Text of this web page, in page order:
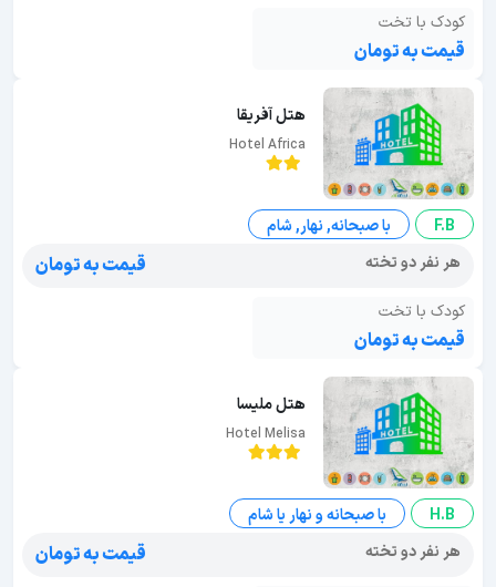
کودک با تخت
قیمت به تومان
هتل آفریقا
Hotel Africa
F.B
با صبحانه, نهار, شام
هر نفر دو تخته
قیمت به تومان
کودک با تخت
قیمت به تومان
هتل ملیسا
Hotel Melisa
H.B
با صبحانه و نهار یا شام
هر نفر دو تخته
قیمت به تومان